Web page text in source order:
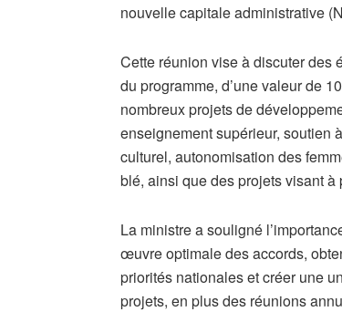
nouvelle capitale administrative
Cette réunion vise à discuter
du programme, d’une valeur de
nombreux projets de
enseignement supérieur, soutien
culturel, autonomisation des
blé, ainsi que des projets visant à
La ministre a souligné
œuvre optimale des accords,
priorités nationales et créer une
projets, en plus des réunions